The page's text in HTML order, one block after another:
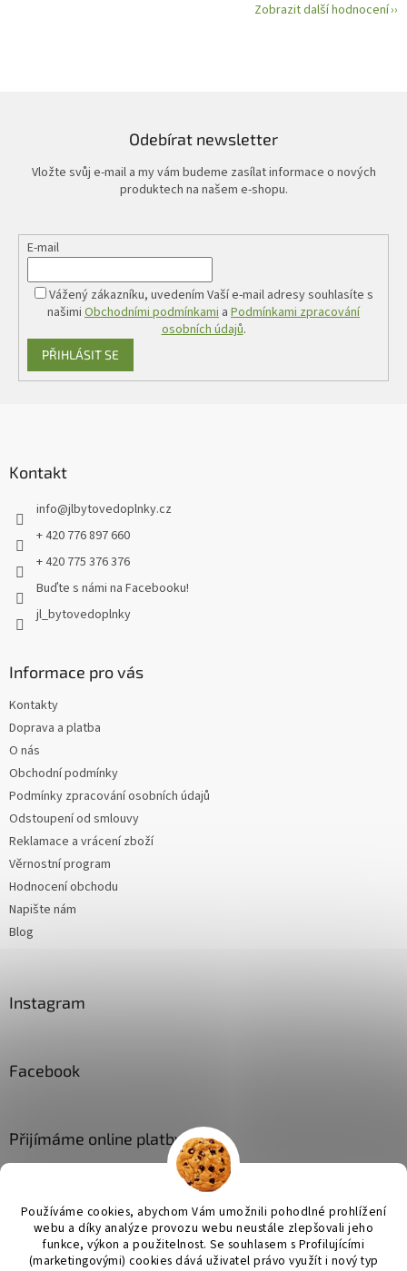
Používáme cookies, abychom Vám umožnili pohodlné prohlížení
webu a díky analýze provozu webu neustále zlepšovali jeho
funkce, výkon a použitelnost. Se souhlasem s Profilujícími
(marketingovými) cookies dává uživatel právo využít i nový typ
Zobrazit další hodnocení
Odebírat newsletter
Vložte svůj e-mail a my vám budeme zasílat informace o nových
produktech na našem e-shopu.
E-mail
Vážený zákazníku, uvedením Vaší e-mail adresy souhlasíte s
našimi Obchodními podmínkami a Podmínkami zpracování
osobních údajů.
PŘIHLÁSIT SE
Kontakt
info@jlbytovedoplnky.cz
+ 420 776 897 660
+ 420 775 376 376
Buďte s námi na Facebooku!
jl_bytovedoplnky
Informace pro vás
Kontakty
Doprava a platba
O nás
Obchodní podmínky
Podmínky zpracování osobních údajů
Odstoupení od smlouvy
Reklamace a vrácení zboží
Věrnostní program
Hodnocení obchodu
Napište nám
Blog
Instagram
Facebook
Přijímáme online platby
Vytvořil Shoptet